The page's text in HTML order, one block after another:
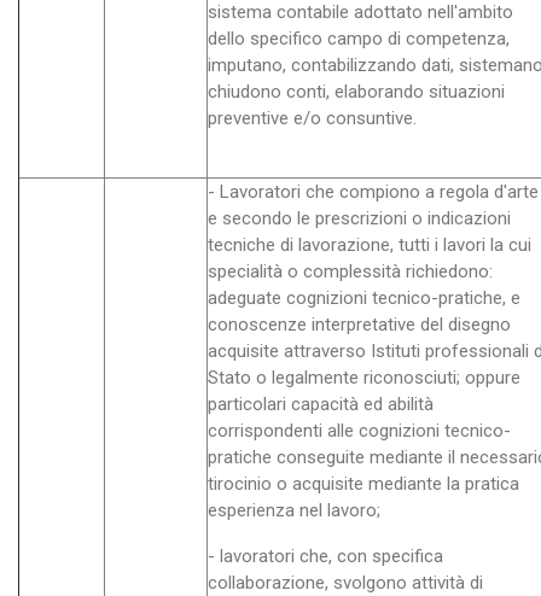
sistema contabile adottato nell'ambito
dello specifico campo di competenza,
imputano, contabilizzando dati,
chiudono conti, elaborando situazioni
preventive e/o consuntive.
- Lavoratori che compiono a regola d'arte
e secondo le prescrizioni o indicazioni
tecniche di lavorazione, tutti i lavori la cui
specialità o complessità richiedono:
adeguate cognizioni tecnico-pratiche, e
conoscenze interpretative del disegno
acquisite attraverso Istituti professionali
Stato o legalmente riconosciuti; oppure
particolari capacità ed abilità
corrispondenti alle cognizioni tecnico-
pratiche conseguite mediante il
tirocinio o acquisite mediante la pratica
esperienza nel lavoro;
- lavoratori che, con specifica
collaborazione, svolgono attività di